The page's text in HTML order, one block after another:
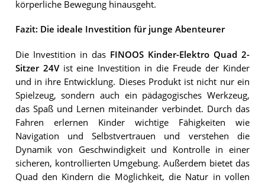
körperliche Bewegung hinausgeht.
Fazit: Die ideale Investition für junge Abenteurer
Die Investition in das FINOOS Kinder-Elektro Quad 2-
Sitzer 24Vist eine Investition in die Freude der Kinder
und in ihre Entwicklung. Dieses Produkt ist nicht nur ein
Spielzeug, sondern auch ein pädagogisches Werkzeug,
das Spaß und Lernen miteinander verbindet. Durch das
Fahren erlernen Kinder wichtige Fähigkeiten wie
Navigation und Selbstvertrauen und verstehen die
Dynamik von Geschwindigkeit und Kontrolle in einer
sicheren, kontrollierten Umgebung. Außerdem bietet das
Quad den Kindern die Möglichkeit, die Natur in vollen